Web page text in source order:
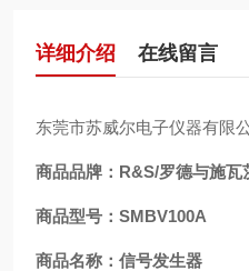
详细介绍 在线留言
东莞市苏威尔电子仪器有限
商品品牌：R&S/罗德与施瓦
商品型号：SMBV100A
商品名称：信号发生器